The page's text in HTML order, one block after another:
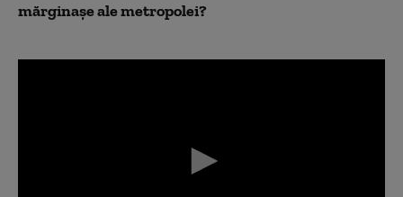
mărginașe ale metropolei?